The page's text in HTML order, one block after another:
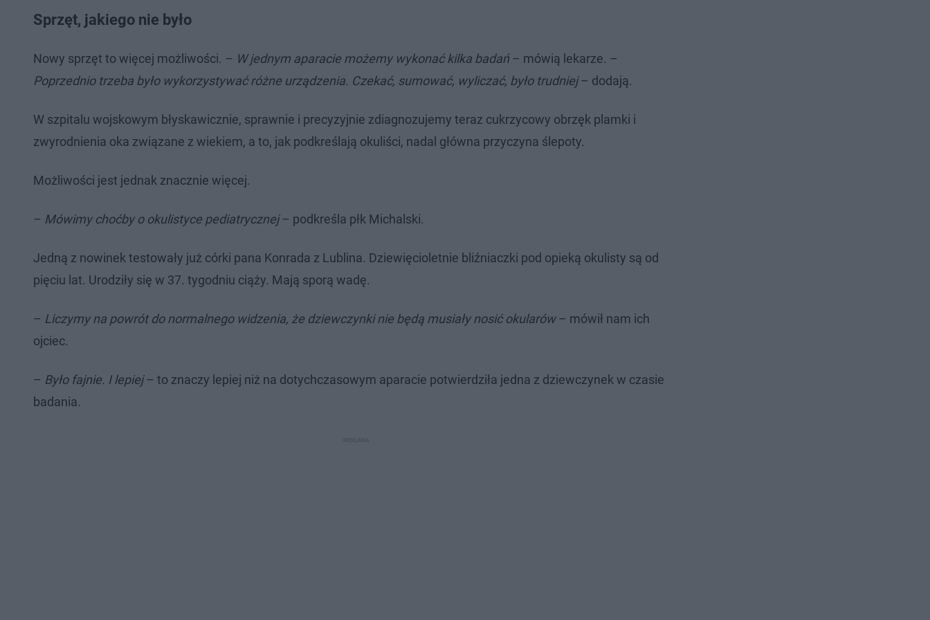
Sprzęt, jakiego nie było
Nowy sprzęt to więcej możliwości. – W jednym aparacie możemy wykonać kilka badań– mówią lekarze. –
Poprzednio trzeba było wykorzystywać różne urządzenia. Czekać, sumować, wyliczać, było trudniej– dodają.
W szpitalu wojskowym błyskawicznie, sprawnie i precyzyjnie zdiagnozujemy teraz cukrzycowy obrzęk plamki i
zwyrodnienia oka związane z wiekiem, a to, jak podkreślają okuliści, nadal główna przyczyna ślepoty.
Możliwości jest jednak znacznie więcej.
– Mówimy choćby o okulistyce pediatrycznej– podkreśla płk Michalski.
Jedną z nowinek testowały już córki pana Konrada z Lublina. Dziewięcioletnie bliźniaczki pod opieką okulisty są od
pięciu lat. Urodziły się w 37. tygodniu ciąży. Mają sporą wadę.
– Liczymy na powrót do normalnego widzenia, że dziewczynki nie będą musiały nosić okularów– mówił nam ich
ojciec.
– Było fajnie. I lepiej– to znaczy lepiej niż na dotychczasowym aparacie potwierdziła jedna z dziewczynek w czasie
badania.